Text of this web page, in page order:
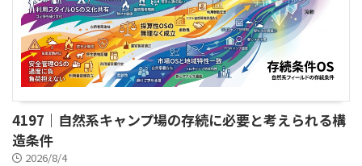
4197｜自然系キャンプ場の存続に必要と考えられる構
造条件
2026/8/4